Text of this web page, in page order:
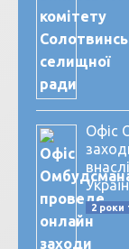
Офіс
2 роки